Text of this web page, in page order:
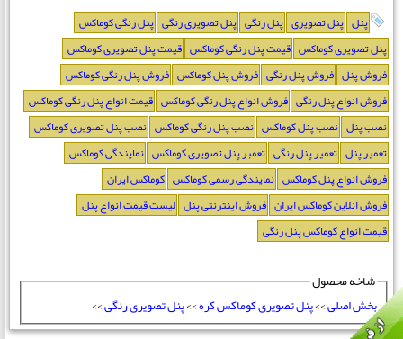
پنل پنل تصویری پنل رنگی پنل تصویری رنگی پنل رنگی کوماکس
پنل تصویری کوماکس قیمت پنل رنگی کوماکس قیمت پنل تصویری کوماکس
فروش پنل فروش پنل رنگی فروش پنل کوماکس فروش پنل رنگی کوماکس
فروش انواع پنل رنگی فروش انواع پنل رنگی کوماکس قیمت انواع پنل رنگی کوماکس
نصب پنل نصب پنل کوماکس نصب پنل رنگی کوماکس نصب پنل تصویری کوماکس
تعمیر پنل تعمیر پنل رنگی تعمبر پنل تصویری کوماکس نمایندگی کوماکس
فروش انواع پنل کوماکس نمایندگی رسمی کوماکس کوماکس ایران
فروش انلاین کوماکس ایران فروش اینترنتی پنل لیست قیمت انواع پنل
قیمت انواع کوماکس پنل رنگی
شاخه محصول
بخش اصلی
پنل تصویری کوماکس کره>>پنل تصویری رنگی>>